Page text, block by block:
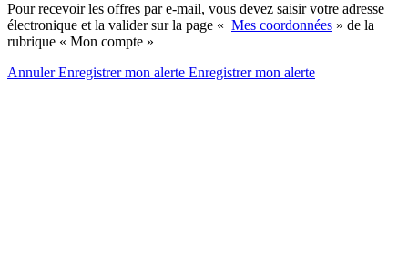
Pour recevoir les offres par e-mail, vous devez saisir votre adresse
électronique et la valider sur la page « Mes coordonnées » de la
rubrique « Mon compte »
AnnulerEnregistrer mon alerte Enregistrermon alerte